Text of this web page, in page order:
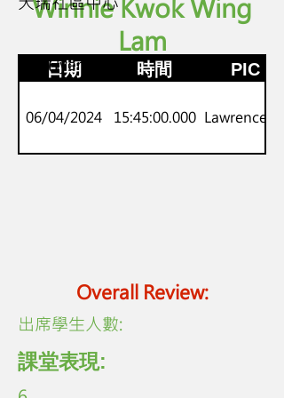
Winnie Kwok Wing
Lam
日期 時間 PIC
06/04/2024 15:45:00.000 Lawrence Lo
Overall Review:
P.5-6
劍橋Flyers
​出席學生人數:
課堂表現: